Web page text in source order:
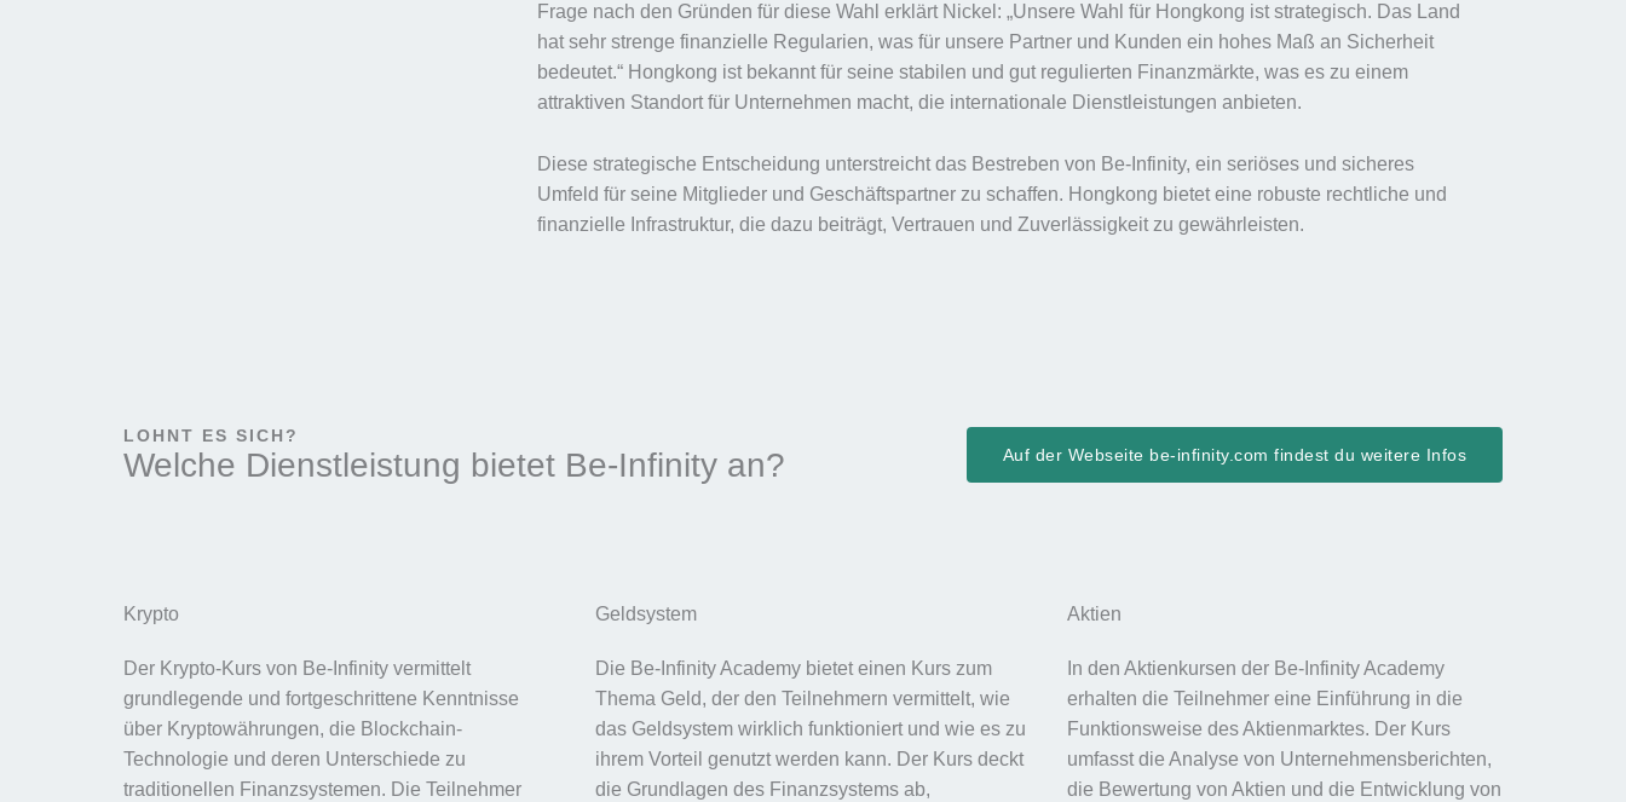
Frage nach den Gründen für diese Wahl erklärt Nickel: „Unsere Wahl für Hongkong ist strategisch. Das Land
hat sehr strenge finanzielle Regularien, was für unsere Partner und Kunden ein hohes Maß an Sicherheit
bedeutet.“ Hongkong ist bekannt für seine stabilen und gut regulierten Finanzmärkte, was es zu einem
attraktiven Standort für Unternehmen macht, die internationale Dienstleistungen anbieten.
Diese strategische Entscheidung unterstreicht das Bestreben von Be-Infinity, ein seriöses und sicheres
Umfeld für seine Mitglieder und Geschäftspartner zu schaffen. Hongkong bietet eine robuste rechtliche und
finanzielle Infrastruktur, die dazu beiträgt, Vertrauen und Zuverlässigkeit zu gewährleisten.
LOHNT ES SICH?
Welche Dienstleistung bietet Be-Infinity an? Auf der Webseite be-infinity.com findest du weitere Infos
Krypto
Der Krypto-Kurs von Be-Infinity vermittelt
grundlegende und fortgeschrittene Kenntnisse
über Kryptowährungen, die Blockchain-
Technologie und deren Unterschiede zu
traditionellen Finanzsystemen. Die Teilnehmer
Geldsystem
Die Be-Infinity Academy bietet einen Kurs zum
Thema Geld, der den Teilnehmern vermittelt, wie
das Geldsystem wirklich funktioniert und wie es zu
ihrem Vorteil genutzt werden kann. Der Kurs deckt
die Grundlagen des Finanzsystems ab,
Aktien
In den Aktienkursen der Be-Infinity Academy
erhalten die Teilnehmer eine Einführung in die
Funktionsweise des Aktienmarktes. Der Kurs
umfasst die Analyse von Unternehmensberichten,
die Bewertung von Aktien und die Entwicklung von